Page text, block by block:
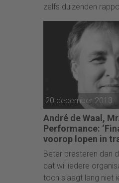
zelfs duizenden
informatie te geven
voor staan. Hele
'Business
Centers' (BICC)
opgetuigd als goed
'rapportage- en
Big Data staat
voor Big Volume
verdrinkingsgevaar
die al die rapporten
verwerken. Miljoenen
hiermee gemoeid.
20 december 2013
André de Waal,
Performance:
voorop lopen in
naar HPO’
Beter presteren dan
dat wil iedere
toch slaagt lang niet